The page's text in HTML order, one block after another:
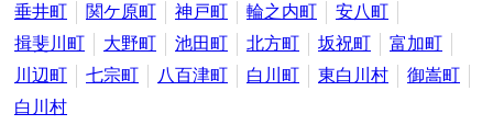
垂井町
関ケ原町 神戸町 輪之内町
安八町
揖斐川町
大野町 池田町 北方町 坂祝町
富加町
川辺町
七宗町 八百津町 白川町 東白川村
御嵩町
白川村